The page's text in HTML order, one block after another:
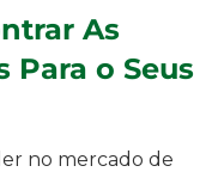
As
Para o Seus
no mercado de